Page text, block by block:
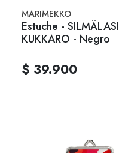
MARIMEKKO
Estuche - SILMÄLASI
KUKKARO - Negro
$ 39.900